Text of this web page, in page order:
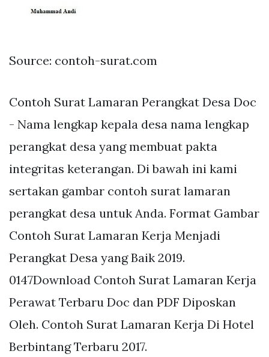
Source: contoh-surat.com
Contoh Surat Lamaran Perangkat Desa Doc
- Nama lengkap kepala desa nama lengkap
perangkat desa yang membuat pakta
integritas keterangan. Di bawah ini kami
sertakan gambar contoh surat lamaran
perangkat desa untuk Anda. Format Gambar
Contoh Surat Lamaran Kerja Menjadi
Perangkat Desa yang Baik 2019.
0147Download Contoh Surat Lamaran Kerja
Perawat Terbaru Doc dan PDF Diposkan
Oleh. Contoh Surat Lamaran Kerja Di Hotel
Berbintang Terbaru 2017.